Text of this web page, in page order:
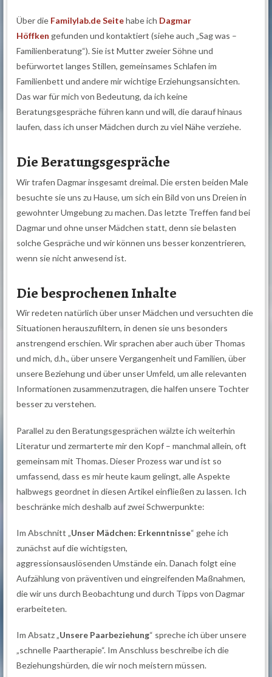
Über die Familylab.de Seitehabe ich Dagmar
Höffken gefunden und kontaktiert (siehe auch „Sag was –
Familienberatung“). Sie ist Mutter zweier Söhne und
befürwortet langes Stillen, gemeinsames Schlafen im
Familienbett und andere mir wichtige Erziehungsansichten.
Das war für mich von Bedeutung, da ich keine
Beratungsgespräche führen kann und will, die darauf hinaus
laufen, dass ich unser Mädchen durch zu viel Nähe verziehe.
Die Beratungsgespräche
Wir trafen Dagmar insgesamt dreimal. Die ersten beiden Male
besuchte sie uns zu Hause, um sich ein Bild von uns Dreien in
gewohnter Umgebung zu machen. Das letzte Treffen fand bei
Dagmar und ohne unser Mädchen statt, denn sie belasten
solche Gespräche und wir können uns besser konzentrieren,
wenn sie nicht anwesend ist.
Die besprochenen Inhalte
Wir redeten natürlich über unser Mädchen und versuchten die
Situationen herauszufiltern, in denen sie uns besonders
anstrengend erschien. Wir sprachen aber auch über Thomas
und mich, d.h., über unsere Vergangenheit und Familien, über
unsere Beziehung und über unser Umfeld, um alle relevanten
Informationen zusammenzutragen, die halfen unsere Tochter
besser zu verstehen.
Parallel zu den Beratungsgesprächen wälzte ich weiterhin
Literatur und zermarterte mir den Kopf – manchmal allein, oft
gemeinsam mit Thomas. Dieser Prozess war und ist so
umfassend, dass es mir heute kaum gelingt, alle Aspekte
halbwegs geordnet in diesen Artikel einfließen zu lassen. Ich
beschränke mich deshalb auf zwei Schwerpunkte:
Im Abschnitt „Unser Mädchen: Erkenntnisse“ gehe ich
zunächst auf die wichtigsten,
aggressionsauslösenden Umstände ein. Danach folgt eine
Aufzählung von präventiven und eingreifenden Maßnahmen,
die wir uns durch Beobachtung und durch Tipps von Dagmar
erarbeiteten.
Im Absatz „Unsere Paarbeziehung“ spreche ich über unsere
„schnelle Paartherapie“. Im Anschluss beschreibe ich die
Beziehungshürden, die wir noch meistern müssen.